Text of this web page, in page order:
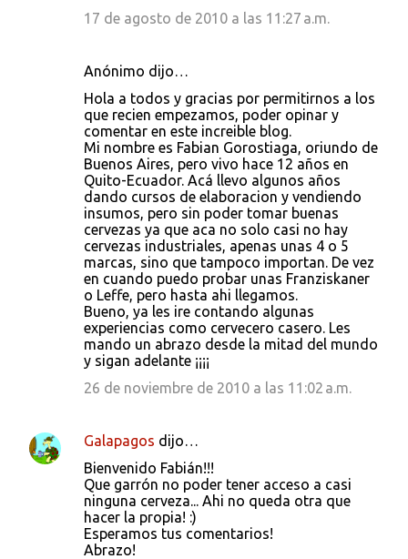
17 de agosto de 2010 a las 11:27 a.m.
Anónimo dijo…
Hola a todos y gracias por permitirnos a los
que recien empezamos, poder opinar y
comentar en este increible blog.
Mi nombre es Fabian Gorostiaga, oriundo de
Buenos Aires, pero vivo hace 12 años en
Quito-Ecuador. Acá llevo algunos años
dando cursos de elaboracion y vendiendo
insumos, pero sin poder tomar buenas
cervezas ya que aca no solo casi no hay
cervezas industriales, apenas unas 4 o 5
marcas, sino que tampoco importan. De vez
en cuando puedo probar unas Franziskaner
o Leffe, pero hasta ahi llegamos.
Bueno, ya les ire contando algunas
experiencias como cervecero casero. Les
mando un abrazo desde la mitad del mundo
y sigan adelante ¡¡¡¡
26 de noviembre de 2010 a las 11:02 a.m.
Galapagos dijo…
Bienvenido Fabián!!!
Que garrón no poder tener acceso a casi
ninguna cerveza... Ahi no queda otra que
hacer la propia! :)
Esperamos tus comentarios!
Abrazo!